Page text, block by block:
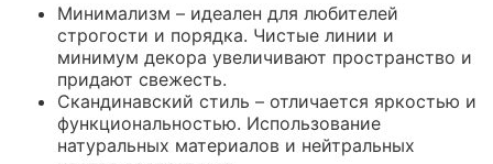
Минимализм – идеален для любителей
строгости и порядка. Чистые линии и
минимум декора увеличивают пространство и
придают свежесть.
Скандинавский стиль – отличается яркостью и
функциональностью. Использование
натуральных материалов и нейтральных